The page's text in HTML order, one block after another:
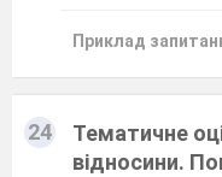
Приклад
24
Тематичне
відносини.